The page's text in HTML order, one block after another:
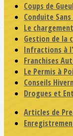
Coups de
Conduite
Le
Gestion de la
Infractions à
Franchises
Le Permis à
Conseils
Drogues et
Articles de